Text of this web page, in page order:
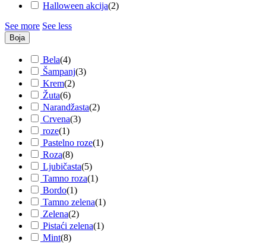
Halloween akcija(2)
See more See less
Boja
Bela(4)
Šampanj(3)
Krem(2)
Žuta(6)
Narandžasta(2)
Crvena(3)
roze(1)
Pastelno roze(1)
Roza(8)
Ljubičasta(5)
Tamno roza(1)
Bordo(1)
Tamno zelena(1)
Zelena(2)
Pistaći zelena(1)
Mint(8)